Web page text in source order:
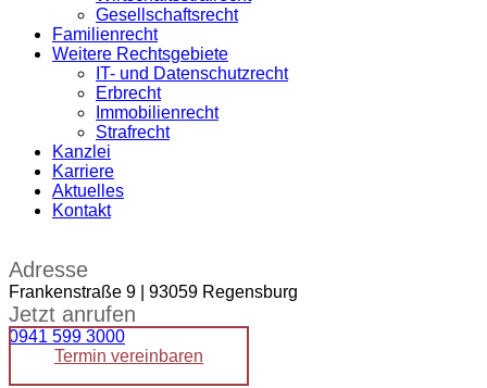
Gesellschaftsrecht
Familienrecht
Weitere Rechtsgebiete
IT- und Datenschutzrecht
Erbrecht
Immobilienrecht
Strafrecht
Kanzlei
Karriere
Aktuelles
Kontakt
Adresse
Frankenstraße 9 | 93059 Regensburg
Jetzt anrufen
0941 599 3000
Termin vereinbaren